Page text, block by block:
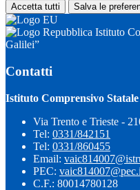
Accetta tutti Salva le
Istituto
Galilei”
Contatti
Istituto Comprensivo
Via Trento e Trieste -
Tel: 0331/842151
Tel: 0331/860455
Email:
PEC:
C.F.: 80014780128